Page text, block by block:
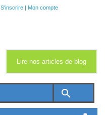
S'inscrire | Mon compte
search
Lire nos articles de blog